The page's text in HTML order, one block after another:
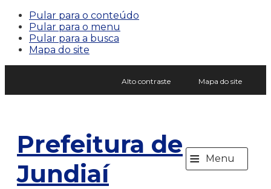
Pular para o conteúdo
Pular para o menu
Pular para a busca
Mapa do site
Alto contraste Mapa do site
Prefeitura de
Jundiaí
≡ Menu